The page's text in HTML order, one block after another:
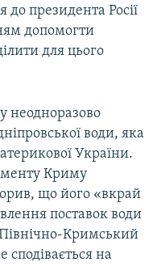
президента Росії
допомогти
для цього
неодноразово
води, яка
України.
Криму
що його «вкрай
поставок води
Кримський
на